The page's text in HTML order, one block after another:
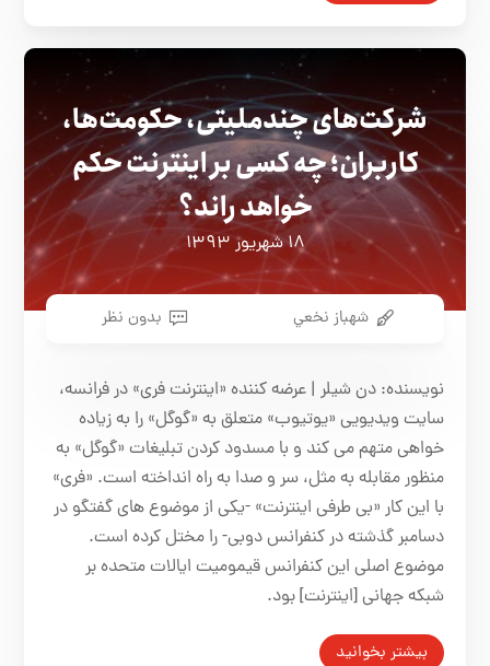
شرکت‌های چندملیتی، حکومت‌ها،
کاربران؛ چه کسی بر اینترنت حکم
خواهد راند؟
۱۸ شهریور ۱۳۹۳
شهباز نخعي بدون نظر
نویسنده: دن شیلر | عرضه کننده «اینترنت فری» در فرانسه،
سایت ویدیویی «یوتیوب» متعلق به «گوگل» را به زیاده
خواهی متهم می کند و با مسدود کردن تبلیغات «گوگل» به
منظور مقابله به مثل، سر و صدا به راه انداخته است. «فری»
با این کار «بی طرفی اینترنت» -یکی از موضوع های گفتگو در
دسامبر گذشته در کنفرانس دوبی- را مختل کرده است.
موضوع اصلی این کنفرانس قیمومیت ایالات متحده بر
شبکه جهانی [اینترنت] بود.
بیشتر بخوانید